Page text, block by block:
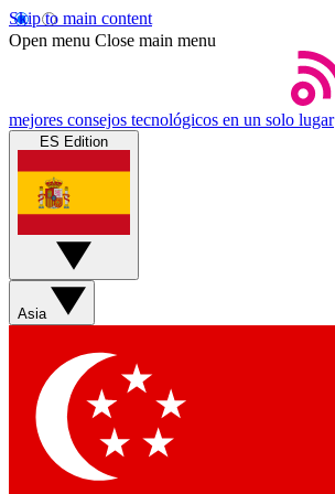
Skip to main content
Open menu Close main menu
mejores consejos tecnológicos en un solo lugar
ES Edition
Asia